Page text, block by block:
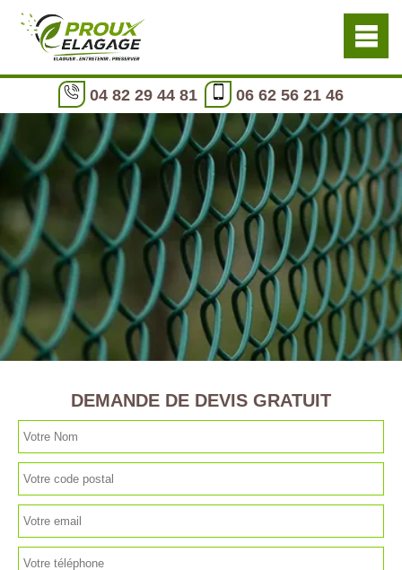
04 82 29 44 81 06 62 56 21 46
DEMANDE DE DEVIS GRATUIT